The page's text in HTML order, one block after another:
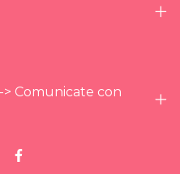
Comunicate con